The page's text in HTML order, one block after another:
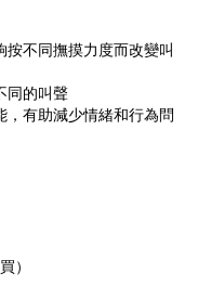
按不同撫摸力度而改變叫
同的叫聲
，有助減少情緒和行為問
）